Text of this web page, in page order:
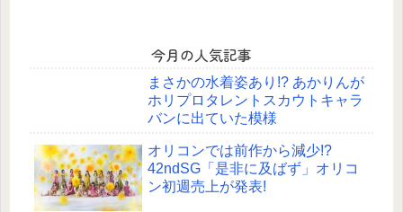
今月の人気記事
まさかの水着姿あり!? あかりんが
ホリプロタレントスカウトキャラ
バンに出ていた模様
オリコンでは前作から減少!?
42ndSG「是非に及ばず」オリコ
ン初週売上が発表!